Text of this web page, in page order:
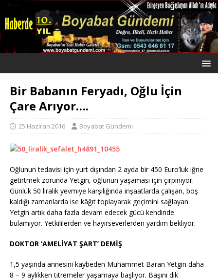
Bir Babanın Feryadı, Oğlu İçin
Çare Arıyor….
25 Haziran 2016 Boyabat Gündemi
Oğlunun tedavisi için yurt dışından 2 ayda bir 450 Euro’luk iğne
getirtmek zorunda Yetgin, oğlunun yaşaması için çırpınıyor.
Günlük 50 liralık yevmiye karşılığında inşaatlarda çalışan, boş
kaldığı zamanlarda ise kâğıt toplayarak geçimini sağlayan
Yetgin artık daha fazla devam edecek gücü kendinde
bulamıyor. Yetkililerden ve hayırseverlerden yardım bekliyor.
DOKTOR ‘AMELİYAT ŞART’ DEMİŞ
1,5 yaşında annesini kaybeden Muhammet Baran Yetgin daha
8 – 9 aylıkken titremeler yaşamaya başlıyor. Başını dik